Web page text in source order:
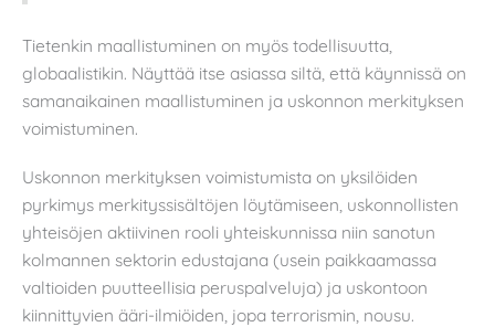
Tietenkin maallistuminen on myös todellisuutta,
globaalistikin. Näyttää itse asiassa siltä, että käynnissä on
samanaikainen maallistuminen ja uskonnon merkityksen
voimistuminen.
Uskonnon merkityksen voimistumista on yksilöiden
pyrkimys merkityssisältöjen löytämiseen, uskonnollisten
yhteisöjen aktiivinen rooli yhteiskunnissa niin sanotun
kolmannen sektorin edustajana (usein paikkaamassa
valtioiden puutteellisia peruspalveluja) ja uskontoon
kiinnittyvien ääri-ilmiöiden, jopa terrorismin, nousu.